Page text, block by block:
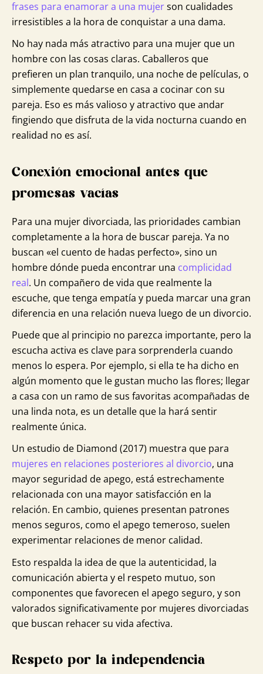
frases para enamorar a una mujerson cualidades
irresistibles a la hora de conquistar a una dama.
No hay nada más atractivo para una mujer que un
hombre con las cosas claras. Caballeros que
prefieren un plan tranquilo, una noche de películas, o
simplemente quedarse en casa a cocinar con su
pareja. Eso es más valioso y atractivo que andar
fingiendo que disfruta de la vida nocturna cuando en
realidad no es así.
Conexión emocional antes que
promesas vacías
Para una mujer divorciada, las prioridades cambian
completamente a la hora de buscar pareja. Ya no
buscan «el cuento de hadas perfecto», sino un
hombre dónde pueda encontrar una complicidad
real. Un compañero de vida que realmente la
escuche, que tenga empatía y pueda marcar una gran
diferencia en una relación nueva luego de un divorcio.
Puede que al principio no parezca importante, pero la
escucha activa es clave para sorprenderla cuando
menos lo espera. Por ejemplo, si ella te ha dicho en
algún momento que le gustan mucho las flores; llegar
a casa con un ramo de sus favoritas acompañadas de
una linda nota, es un detalle que la hará sentir
realmente única.
Un estudio de Diamond (2017) muestra que para
mujeres en relaciones posteriores al divorcio, una
mayor seguridad de apego, está estrechamente
relacionada con una mayor satisfacción en la
relación. En cambio, quienes presentan patrones
menos seguros, como el apego temeroso, suelen
experimentar relaciones de menor calidad.
Esto respalda la idea de que la autenticidad, la
comunicación abierta y el respeto mutuo, son
componentes que favorecen el apego seguro, y son
valorados significativamente por mujeres divorciadas
que buscan rehacer su vida afectiva.
Respeto por la independencia